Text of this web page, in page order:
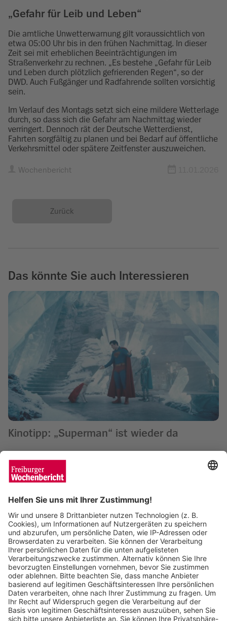
„Gefahr für Leib und Leben“
Die amtliche Unwetterwarnung gilt voraussichtlich von
etwa 05:00 Uhr bis in den frühen Nachmittag. In dieser
Zeit sei mit erheblichen Beeinträchtigungen im
Straßenverkehr zu rechnen. „Es bestehe „Gefahr für Leib
und Leben durch plötzlich gefrierenden Regen“, so der
DWD. Auch Fußgänger und Radfahrende sollten vorsichtig
sein.
Im Verlauf des Montags setzt sich eine mildere Wetterlage
durch, so dass sich die Gefahr am Nachmittag wieder
verringert. Dennoch rät der Deutsche Wetterdienst,
Fahrten sorgfältig zu planen und bei Bedarf auf öffentliche
Verkehrsmittel oder spätere Zeitfenster auszuweichen.
Wochenbericht
Zurück
Das könnte Sie auch Interessieren
Kinotipp: „Superman“ ist wieder da